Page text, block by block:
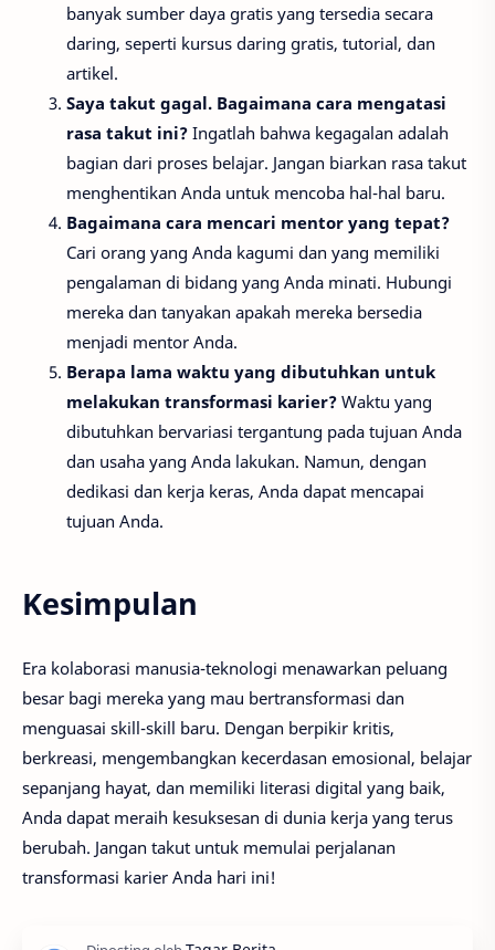
banyak sumber daya gratis yang tersedia secara
daring, seperti kursus daring gratis, tutorial, dan
artikel.
Saya takut gagal. Bagaimana cara mengatasi
rasa takut ini? Ingatlah bahwa kegagalan adalah
bagian dari proses belajar. Jangan biarkan rasa takut
menghentikan Anda untuk mencoba hal-hal baru.
Bagaimana cara mencari mentor yang tepat?
Cari orang yang Anda kagumi dan yang memiliki
pengalaman di bidang yang Anda minati. Hubungi
mereka dan tanyakan apakah mereka bersedia
menjadi mentor Anda.
Berapa lama waktu yang dibutuhkan untuk
melakukan transformasi karier? Waktu yang
dibutuhkan bervariasi tergantung pada tujuan Anda
dan usaha yang Anda lakukan. Namun, dengan
dedikasi dan kerja keras, Anda dapat mencapai
tujuan Anda.
Kesimpulan
Era kolaborasi manusia-teknologi menawarkan peluang
besar bagi mereka yang mau bertransformasi dan
menguasai skill-skill baru. Dengan berpikir kritis,
berkreasi, mengembangkan kecerdasan emosional, belajar
sepanjang hayat, dan memiliki literasi digital yang baik,
Anda dapat meraih kesuksesan di dunia kerja yang terus
berubah. Jangan takut untuk memulai perjalanan
transformasi karier Anda hari ini!